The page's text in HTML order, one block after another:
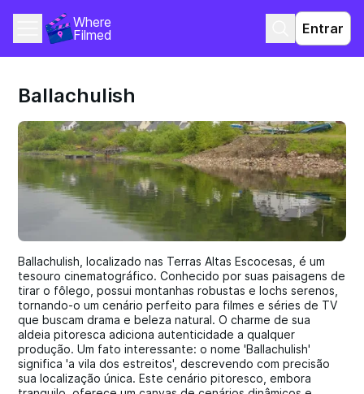
Where
Filmed
Entrar
Ballachulish
Ballachulish, localizado nas Terras Altas Escocesas, é um
tesouro cinematográfico. Conhecido por suas paisagens de
tirar o fôlego, possui montanhas robustas e lochs serenos,
tornando-o um cenário perfeito para filmes e séries de TV
que buscam drama e beleza natural. O charme de sua
aldeia pitoresca adiciona autenticidade a qualquer
produção. Um fato interessante: o nome 'Ballachulish'
significa 'a vila dos estreitos', descrevendo com precisão
sua localização única. Este cenário pitoresco, embora